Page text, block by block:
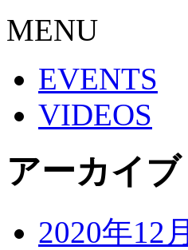
MENU
EVENTS
VIDEOS
アーカイブ
2020年12月